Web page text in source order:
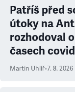
Patříš před
útoky na
rozhodoval
časech
Martin Uhlíř•7. 8. 2026